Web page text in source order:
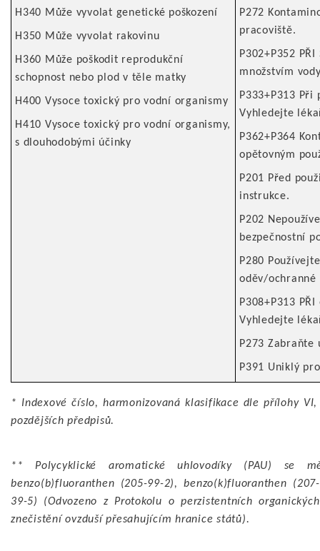
H340 Může vyvolat genetické poškození
H350 Může vyvolat rakovinu
H360 Může poškodit reprodukční
schopnost nebo plod v těle matky
H400 Vysoce toxický pro vodní organismy
H410 Vysoce toxický pro vodní organismy,
s dlouhodobými účinky
P272
pracoviště.
P302+P352
množstvím
P333+P313 Při
Vyhledejte
P362+P364
opětovným
P201 Před
instrukce.
P202
bezpečnostní
P280
oděv/
P308+P313
Vyhledejte
P273
P391 Uniklý
* Indexové číslo, harmonizovaná klasifikace dle přílohy
pozdějších předpisů.
** Polycyklické aromatické uhlovodíky (PAU) se
benzo(b)fluoranthen (205-99-2), benzo(k)fluoranthen
39-5) (Odvozeno z Protokolu o perzistentních
znečistění ovzduší přesahujícím hranice států).